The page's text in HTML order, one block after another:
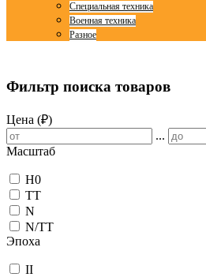
Специальная техника
Военная техника
Разное
Фильтр поиска товаров
Цена (₽)
...
Масштаб
H0
TT
N
N/TT
Эпоха
II